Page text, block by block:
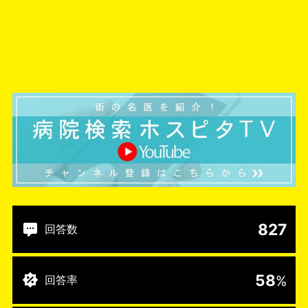
回答数 827
回答率 58%